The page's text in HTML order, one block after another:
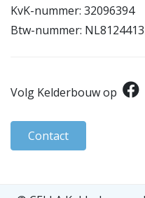
KvK-nummer: 32096394
Btw-nummer:
Volg Kelderbouw op
Contact